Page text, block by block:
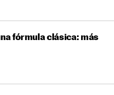
fórmula clásica: más